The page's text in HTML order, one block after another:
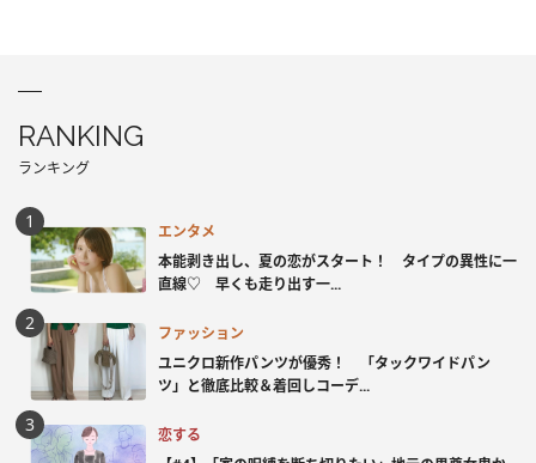
RANKING
ランキング
エンタメ
本能剥き出し、夏の恋がスタート！ タイプの異性に一
直線♡ 早くも走り出す一...
ファッション
ユニクロ新作パンツが優秀！ 「タックワイドパン
ツ」と徹底比較＆着回しコーデ...
恋する